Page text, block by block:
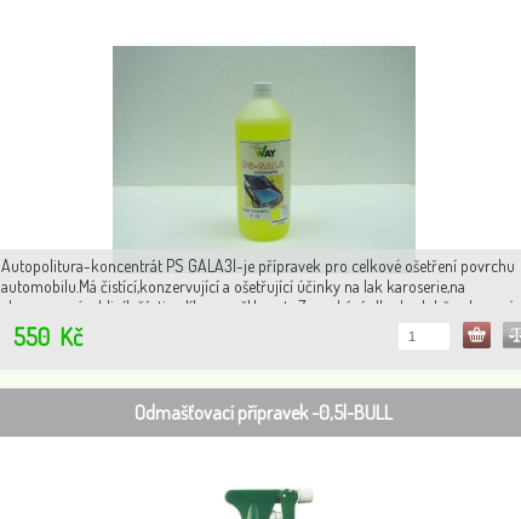
Autopolitura-koncentrát PS GALA3l-je přípravek pro celkové ošetření povrchu
automobilu.Má čistící,konzervující a ošetřující účinky na lak karoserie,na
chromované a hliník.části a díly z uměl.hmoty.Zanechává dlouhodobě ochranný
film,který chrání karoserii.
550 Kč
Odmašťovací přípravek -0,5l-BULL